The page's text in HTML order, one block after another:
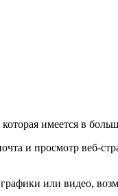
имеется в
и просмотр веб-
или видео,